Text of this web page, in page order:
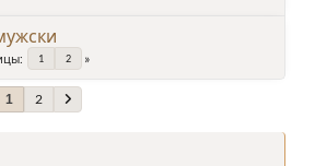
1 2
1 2